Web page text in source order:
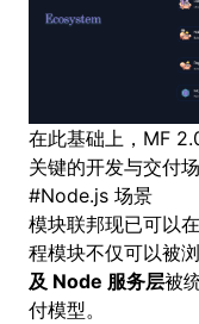
在此基础上，MF
关键的开发与交付
#Node.js 场景
模块联邦现已可以在
程模块不仅可以被
及 Node 服务层被
付模型。